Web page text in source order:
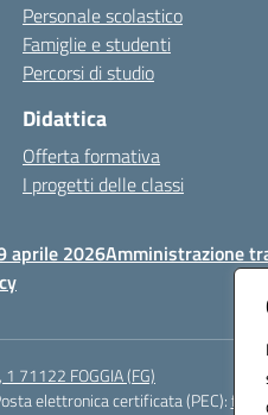
Personale scolastico
Famiglie e studenti
Percorsi di studio
Didattica
Offerta formativa
I progetti delle classi
aprile 2026Amministrazione
71122 FOGGIA (FG)
elettronica certificata (PEC):